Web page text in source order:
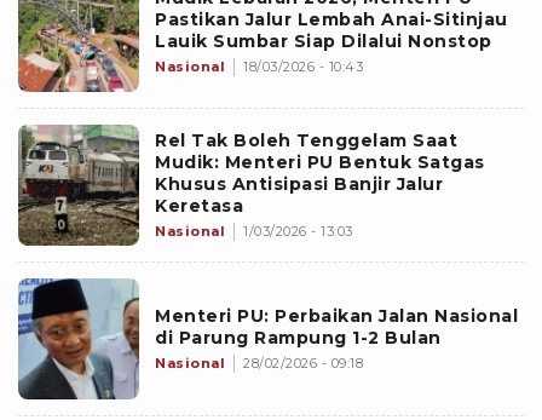
Pastikan Jalur Lembah Anai-Sitinjau
Lauik Sumbar Siap Dilalui Nonstop
Nasional 18/03/2026 - 10:43
Rel Tak Boleh Tenggelam Saat
Mudik: Menteri PU Bentuk Satgas
Khusus Antisipasi Banjir Jalur
Keretasa
Nasional 1/03/2026 - 13:03
Menteri PU: Perbaikan Jalan Nasional
di Parung Rampung 1-2 Bulan
Nasional 28/02/2026 - 09:18